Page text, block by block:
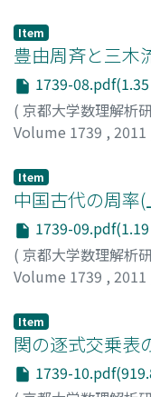
Item
豊由周斉と三木
1739-
( 京都大学数理解析
Volume 1739 , 2011
Item
中国古代の周率
1739-
( 京都大学数理解析
Volume 1739 , 2011
Item
関の逐式交乗表
1739-